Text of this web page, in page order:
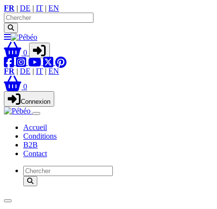
FR | DE | IT | EN
0
FR | DE | IT | EN
0
Connexion
Accueil
Conditions
B2B
Contact